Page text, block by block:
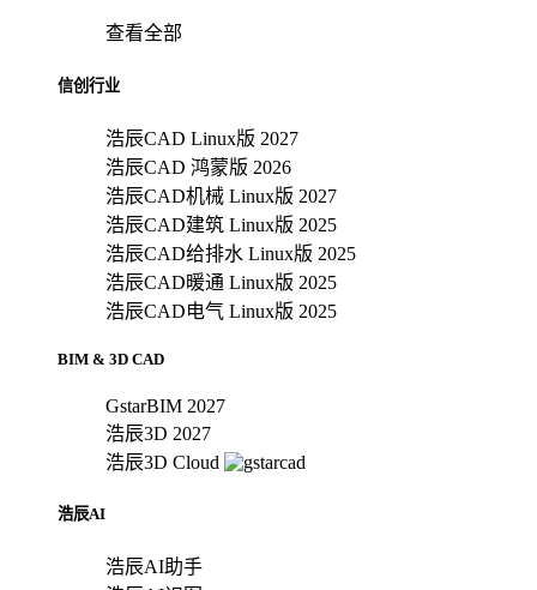
查看全部
信创行业
浩辰CAD Linux版 2027
浩辰CAD 鸿蒙版 2026
浩辰CAD机械 Linux版 2027
浩辰CAD建筑 Linux版 2025
浩辰CAD给排水 Linux版 2025
浩辰CAD暖通 Linux版 2025
浩辰CAD电气 Linux版 2025
BIM & 3D CAD
GstarBIM 2027
浩辰3D 2027
浩辰3D Cloud
浩辰AI
浩辰AI助手